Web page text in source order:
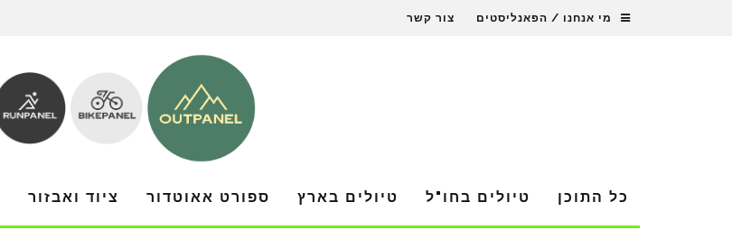
מי אנחנו / הפאנליסטים צור קשר
כל התוכן טיולים בחו"ל טיולים בארץ ספורט אאוטדור ציוד ואבזור